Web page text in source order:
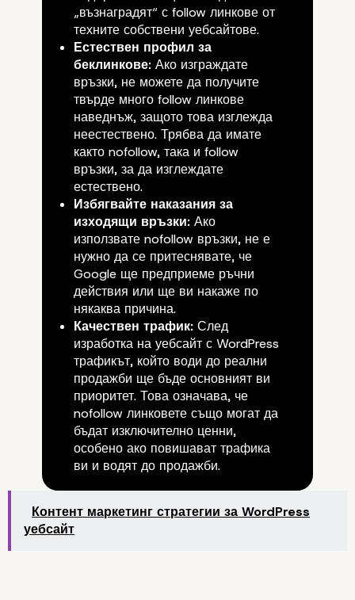
Обхождане,
класиране
„възнаградят“ с follow линкове от
техните собствени уебсайтове.
Естествен профил за
беклинкове:Ако изграждате
връзки, не можете да получите
твърде много follow линкове
наведнъж, защото това изглежда
неестествено. Трябва да имате
както nofollow, така и follow
връзки, за да изглеждате
естествено.
Избягвайте наказания за
изходящи връзки:Ако
използвате nofollow връзки, не е
нужно да се притеснявате, че
Google ще предприеме ръчни
действия или ще ви накаже по
някаква причина.
Качествен трафик:След
изработка на уебсайт с WordPress
трафикът, който води до реални
продажби ще бъде основният ви
приоритет. Това означава, че
nofollow линковете също могат да
бъдат изключително ценни,
особено ако повишават трафика
ви и водят до продажби.
Контент маркетинг стратегии за WordPress
уебсайт